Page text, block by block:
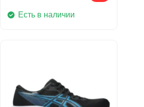
Есть в наличии